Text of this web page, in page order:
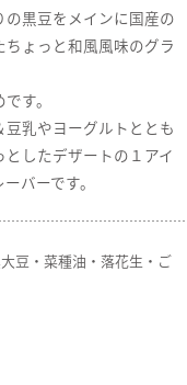
黒豆をメインに国産の
ょっと和風風味のグラ
す。
乳やヨーグルトととも
したデザートの１アイ
バーです。
豆・菜種油・落花生・ご